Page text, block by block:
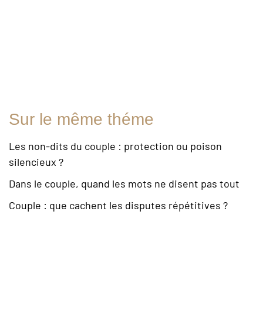
Sur le même théme
Les non-dits du couple : protection ou poison
silencieux ?
Dans le couple, quand les mots ne disent pas tout
Couple : que cachent les disputes répétitives ?